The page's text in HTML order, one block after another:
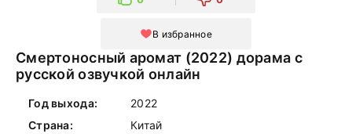
В избранное
Смертоносный аромат (2022) дорама с
русской озвучкой онлайн
Год выхода:
2022
Страна:
Китай